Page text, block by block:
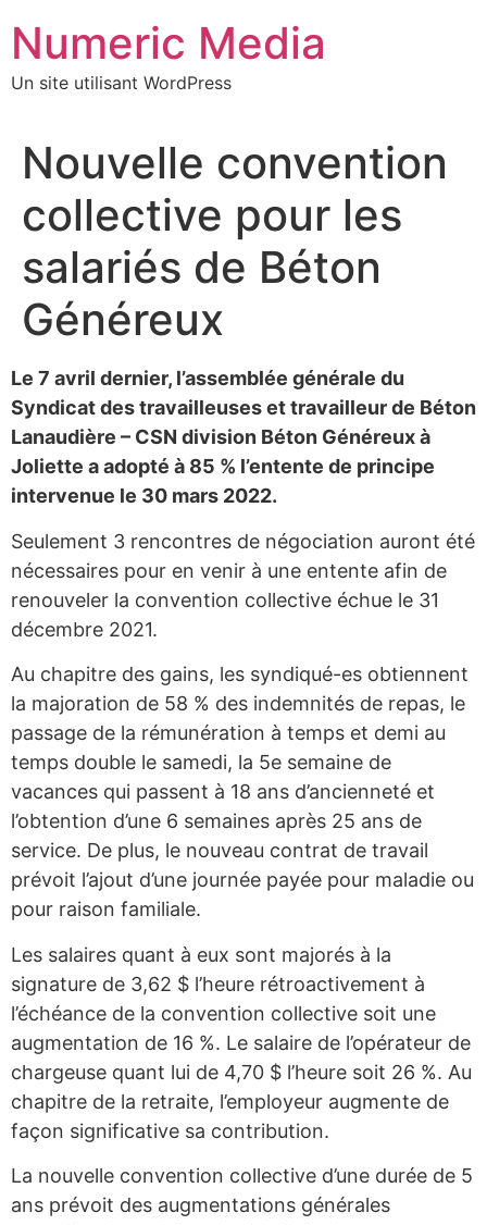
contenu
Numeric Media
Un site utilisant WordPress
Nouvelle convention
collective pour les
salariés de Béton
Généreux
Le 7 avril dernier, l’assemblée générale du
Syndicat des travailleuses et travailleur de Béton
Lanaudière – CSN division Béton Généreux à
Joliette a adopté à 85 % l’entente de principe
intervenue le 30 mars 2022.
Seulement 3 rencontres de négociation auront été
nécessaires pour en venir à une entente afin de
renouveler la convention collective échue le 31
décembre 2021.
Au chapitre des gains, les syndiqué-es obtiennent
la majoration de 58 % des indemnités de repas, le
passage de la rémunération à temps et demi au
temps double le samedi, la 5e semaine de
vacances qui passent à 18 ans d’ancienneté et
l’obtention d’une 6 semaines après 25 ans de
service. De plus, le nouveau contrat de travail
prévoit l’ajout d’une journée payée pour maladie ou
pour raison familiale.
Les salaires quant à eux sont majorés à la
signature de 3,62 $ l’heure rétroactivement à
l’échéance de la convention collective soit une
augmentation de 16 %. Le salaire de l’opérateur de
chargeuse quant lui de 4,70 $ l’heure soit 26 %. Au
chapitre de la retraite, l’employeur augmente de
façon significative sa contribution.
La nouvelle convention collective d’une durée de 5
ans prévoit des augmentations générales